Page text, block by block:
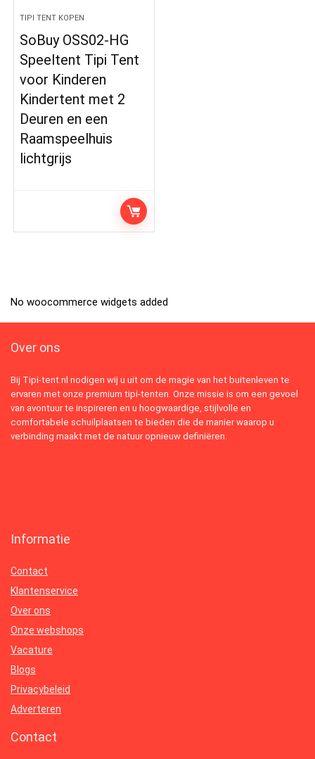
TIPI TENT KOPEN
SoBuy OSS02-HG
Speeltent Tipi Tent
voor Kinderen
Kindertent met 2
Deuren en een
Raamspeelhuis
lichtgrijs
No woocommerce widgets added
Over ons
Bij Tipi-tent.nl nodigen wij u uit om de magie van het buitenleven te
ervaren met onze premium tipi-tenten. Onze missie is om een gevoel
van avontuur te inspireren en u hoogwaardige, stijlvolle en
comfortabele schuilplaatsen te bieden die de manier waarop u
verbinding maakt met de natuur opnieuw definiëren.
Informatie
Contact
Klantenservice
Over ons
Onze webshops
Vacature
Blogs
Privacybeleid
Adverteren
Contact